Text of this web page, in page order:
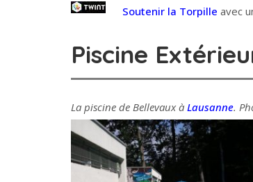
Soutenir la Torpille avec
Piscine
La piscine de Bellevaux à Lausanne.